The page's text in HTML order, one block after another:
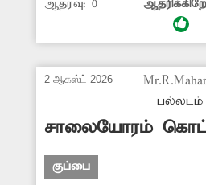
நாய்கள், மாடுகள் வந்து
போக்குவரத்துக்கு
வீசுகிறது. சாலையோரம்
குப்பைத்தொட்டிகள்
-சாம்பசிவம்,
ஆதரவு: 0
2 ஆகஸ்ட் 2026
பல்லடம்
சாலையோரம்
இறைச்சி கழிவுகள்
குப்பை